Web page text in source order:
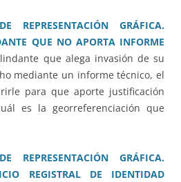
REPRESENTACIÓN GRÁFICA.
QUE NO APORTA INFORME
que alega invasión de su
mediante un informe técnico, el
para que aporte justificación
es la georreferenciación que
REPRESENTACIÓN GRÁFICA.
REGISTRAL DE IDENTIDAD